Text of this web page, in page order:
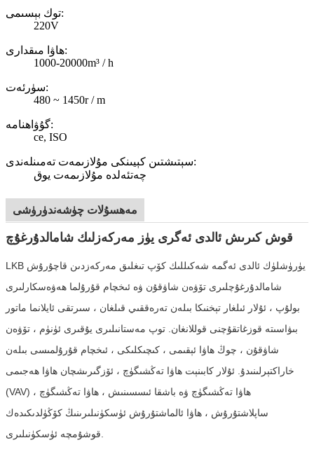
توك بېسىمى:
220V
ھاۋا مىقدارى:
1000-20000m³ / h
سۈرئەت:
480 ~ 1450r / m
گۇۋاھنامە:
ce, ISO
سېتىشتىن كېيىنكى مۇلازىمەت تەمىنلەندى:
چەتئەلدە مۇلازىمەت يوق
مەھسۇلات چۈشەندۈرۈشى
قوش كىرىش ئالدى ئەگرى يۈز مەركەزلىك شامالدۇرغۇچ
LKB يۈرۈشلۈك ئالدى ئەگمە شەكىللىك كۆپ تىغلىق مەركەزدىن قاچۇرۇش
شامالدۇرغۇچلىرى تۆۋەن شاۋقۇن ۋە ئىخچام قۇرۇلما ھەۋەسكارلىرى
بولۇپ ، ئۇلار ئىلغار تېخنىكا بىلەن تەرەققىي قىلغان ، سىرتقى ئايلانما ماتور
بىۋاسىتە قوزغاتقۇچنى قوللانغان. توپ مەستانىلىرى يۇقىرى ئۈنۈم ، تۆۋەن
شاۋقۇن ، چوڭ ھاۋا ئېقىمى ، كىچىكلىكى ، ئىخچام قۇرۇلمىسى بىلەن
خاراكتېرلىنىدۇ. ئۇلار كابىنېت ھاۋا تەڭشىگۈچ ، ئۆزگىرىشچان ھاۋا ھەجىمى
(VAV) ھاۋا تەڭشىگۈچ ۋە باشقا ئىسسىنىش ، ھاۋا تەڭشىگۈچ ،
ساپلاشتۇرۇش ، ھاۋا ئالماشتۇرۇش ئۈسكۈنىلىرىنىڭ كۆڭۈلدىكىدەك